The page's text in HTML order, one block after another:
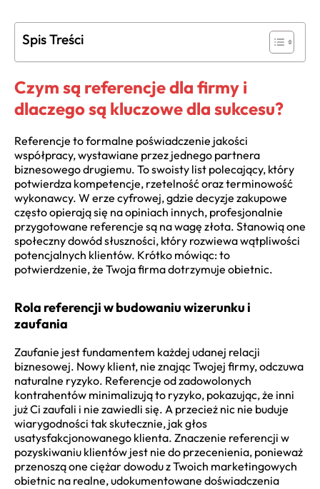
Spis Treści
Czym są referencje dla firmy i
dlaczego są kluczowe dla sukcesu?
Referencje to formalne poświadczenie jakości
współpracy, wystawiane przez jednego partnera
biznesowego drugiemu. To swoisty list polecający, który
potwierdza kompetencje, rzetelność oraz terminowość
wykonawcy. W erze cyfrowej, gdzie decyzje zakupowe
często opierają się na opiniach innych, profesjonalnie
przygotowane referencje są na wagę złota. Stanowią one
społeczny dowód słuszności, który rozwiewa wątpliwości
potencjalnych klientów. Krótko mówiąc: to
potwierdzenie, że Twoja firma dotrzymuje obietnic.
Rola referencji w budowaniu wizerunku i
zaufania
Zaufanie jest fundamentem każdej udanej relacji
biznesowej. Nowy klient, nie znając Twojej firmy, odczuwa
naturalne ryzyko. Referencje od zadowolonych
kontrahentów minimalizują to ryzyko, pokazując, że inni
już Ci zaufali i nie zawiedli się. A przecież nic nie buduje
wiarygodności tak skutecznie, jak głos
usatysfakcjonowanego klienta. Znaczenie referencji w
pozyskiwaniu klientów jest nie do przecenienia, ponieważ
przenoszą one ciężar dowodu z Twoich marketingowych
obietnic na realne, udokumentowane doświadczenia